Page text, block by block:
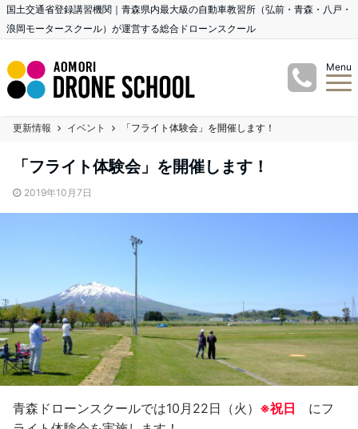
国土交通省登録講習機関｜青森県内最大級の自動車教習所（弘前・青森・八戸・
浪岡モータースクール）が運営する総合ドローンスクール
Menu
更新情報 イベント 「フライト体験会」を開催します！
「フライト体験会」を開催します！
2019年10月7日
青森ドローンスクールでは10月22日（火） ※祝日 にフ